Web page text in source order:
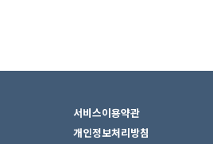
서비스이용약관
개인정보처리방침